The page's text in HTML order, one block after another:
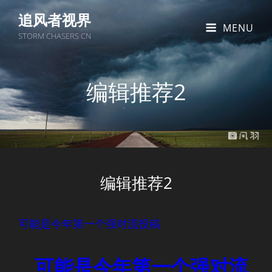
追风者视界
STORM CHASERS CN
MENU
编辑推荐2
编辑推荐2
可能是今年第一个强对流投稿
可能是今年第一个强对流